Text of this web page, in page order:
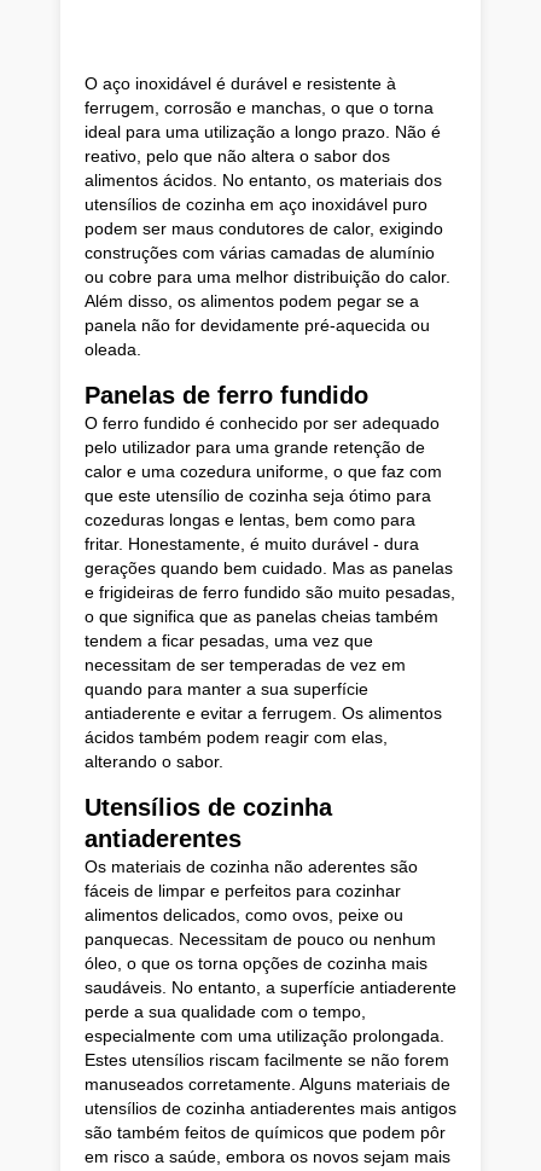
O aço inoxidável é durável e resistente à
ferrugem, corrosão e manchas, o que o torna
ideal para uma utilização a longo prazo. Não é
reativo, pelo que não altera o sabor dos
alimentos ácidos. No entanto, os materiais dos
utensílios de cozinha em aço inoxidável puro
podem ser maus condutores de calor, exigindo
construções com várias camadas de alumínio
ou cobre para uma melhor distribuição do calor.
Além disso, os alimentos podem pegar se a
panela não for devidamente pré-aquecida ou
oleada.
Panelas de ferro fundido
O ferro fundido é conhecido por ser adequado
pelo utilizador para uma grande retenção de
calor e uma cozedura uniforme, o que faz com
que este utensílio de cozinha seja ótimo para
cozeduras longas e lentas, bem como para
fritar. Honestamente, é muito durável - dura
gerações quando bem cuidado. Mas as panelas
e frigideiras de ferro fundido são muito pesadas,
o que significa que as panelas cheias também
tendem a ficar pesadas, uma vez que
necessitam de ser temperadas de vez em
quando para manter a sua superfície
antiaderente e evitar a ferrugem. Os alimentos
ácidos também podem reagir com elas,
alterando o sabor.
Utensílios de cozinha
antiaderentes
Os materiais de cozinha não aderentes são
fáceis de limpar e perfeitos para cozinhar
alimentos delicados, como ovos, peixe ou
panquecas. Necessitam de pouco ou nenhum
óleo, o que os torna opções de cozinha mais
saudáveis. No entanto, a superfície antiaderente
perde a sua qualidade com o tempo,
especialmente com uma utilização prolongada.
Estes utensílios riscam facilmente se não forem
manuseados corretamente. Alguns materiais de
utensílios de cozinha antiaderentes mais antigos
são também feitos de químicos que podem pôr
em risco a saúde, embora os novos sejam mais